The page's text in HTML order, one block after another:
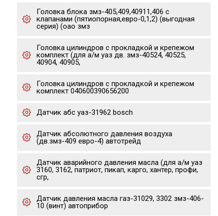
Головка блока змз-405,409,40911,406 с
клапанами (пятиопорная,евро-0,1,2) (выгодная
серия) (оао змз
Головка цилиндров с прокладкой и крепежом
комплект (для а/м уаз дв. змз-40524, 40525,
40904, 40905,
Головка цилиндров с прокладкой и крепежом
комплект 040600390656200
Датчик абс уаз-31962 bosch
Датчик абсолютного давления воздуха
(дв.змз-409 евро-4) автотрейд
Датчик аварийного давления масла (для а/м уаз
3160, 3162, патриот, пикап, карго, хантер, профи,
сгр,
Датчик давления масла газ-31029, 3302 змз-406-
10 (винт) автоприбор